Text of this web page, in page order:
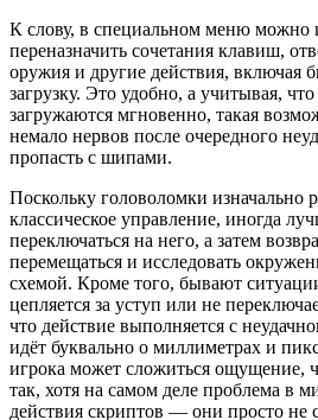
К слову, в специальном меню можно
переназначить сочетания клавиш,
оружия и другие действия, включая
загрузку. Это удобно, а учитывая,
загружаются мгновенно, такая
немало нервов после очередного
пропасть с шипами.
Поскольку головоломки изначально
классическое управление, иногда
переключаться на него, а затем
перемещаться и исследовать
схемой. Кроме того, бывают
цепляется за уступ или не
что действие выполняется с
идёт буквально о миллиметрах и
игрока может сложиться ощущение,
так, хотя на самом деле проблема в
действия скриптов — они просто не